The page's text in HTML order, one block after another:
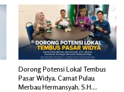
Dorong Potensi Lokal Tembus
Pasar Widya, Camat Pulau
Merbau Hermansyah, S.H.